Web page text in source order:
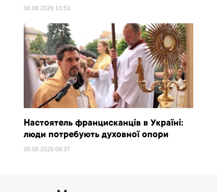
06.08.2026 10:53
Настоятель францисканців в Україні:
люди потребують духовної опори
05.08.202609:37